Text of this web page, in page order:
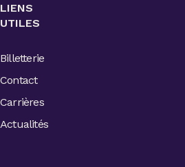
LIENS
UTILES
Billetterie
Contact
Carrières
Actualités